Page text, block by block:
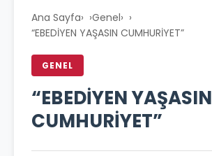
Ana Sayfa› Genel›
“EBEDİYEN YAŞASIN CUMHURİYET”
GENEL
“EBEDİYEN YAŞASIN
CUMHURİYET”